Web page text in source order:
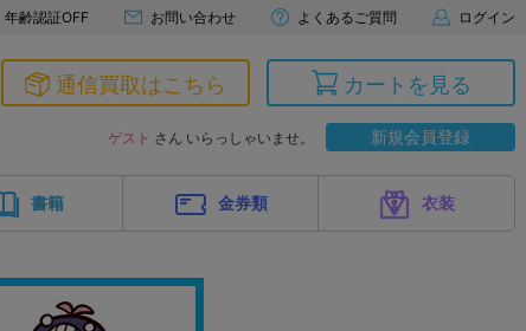
年齢認証OFF お問い合わせ よくあるご質問 ログイン
通信買取はこちら カートを見る
ゲスト さん いらっしゃいませ。 新規会員登録
書籍 金券類 衣装